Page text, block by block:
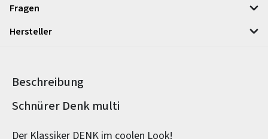
Fragen
Hersteller
Beschreibung
Produktinformationen
Schnürer Denk multi
Der Klassiker DENK im coolen Look!